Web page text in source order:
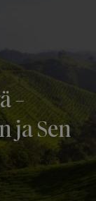
-
ja Sen